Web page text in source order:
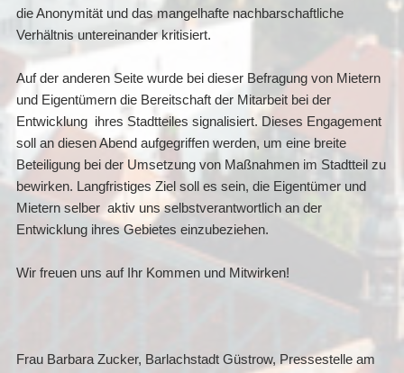
die Anonymität und das mangelhafte nachbarschaftliche
Verhältnis untereinander kritisiert.
Auf der anderen Seite wurde bei dieser Befragung von Mietern
und Eigentümern die Bereitschaft der Mitarbeit bei der
Entwicklung ihres Stadtteiles signalisiert. Dieses Engagement
soll an diesen Abend aufgegriffen werden, um eine breite
Beteiligung bei der Umsetzung von Maßnahmen im Stadtteil zu
bewirken. Langfristiges Ziel soll es sein, die Eigentümer und
Mietern selber aktiv uns selbstverantwortlich an der
Entwicklung ihres Gebietes einzubeziehen.
Wir freuen uns auf Ihr Kommen und Mitwirken!
Frau Barbara Zucker, Barlachstadt Güstrow, Pressestelle am